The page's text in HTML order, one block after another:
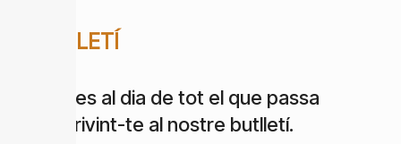
BUTLLETÍ
Estigues al dia de tot el que passa
subscrivint-te al nostre butlletí.